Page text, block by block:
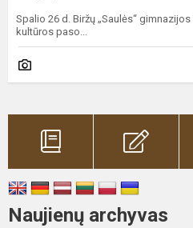
Spalio 26 d. Biržų „Saulės“
kultūros paso...
Naujienų archyvas